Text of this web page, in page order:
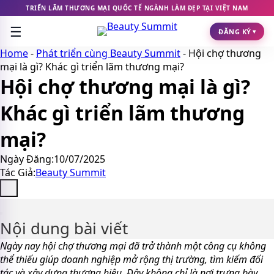
Chuyển
đến
nội
dung
TRIỂN LÃM THƯƠNG MẠI QUỐC TẾ NGÀNH LÀM ĐẸP TẠI VIỆT NAM
☰ ĐĂNG KÝ ▾
Home- Phát triển cùng Beauty Summit- Hội chợ thương
mại là gì? Khác gì triển lãm thương mại?
Hội chợ thương mại là gì?
Khác gì triển lãm thương
mại?
Ngày Đăng:10/07/2025
Tác Giả:Beauty Summit
Nội dung bài viết
Ngày nay hội chợ thương mại đã trở thành một công cụ không
thể thiếu giúp doanh nghiệp mở rộng thị trường, tìm kiếm đối